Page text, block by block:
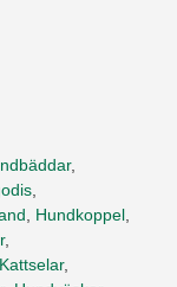
,
,
, Hundkoppel,
,
Kattselar,